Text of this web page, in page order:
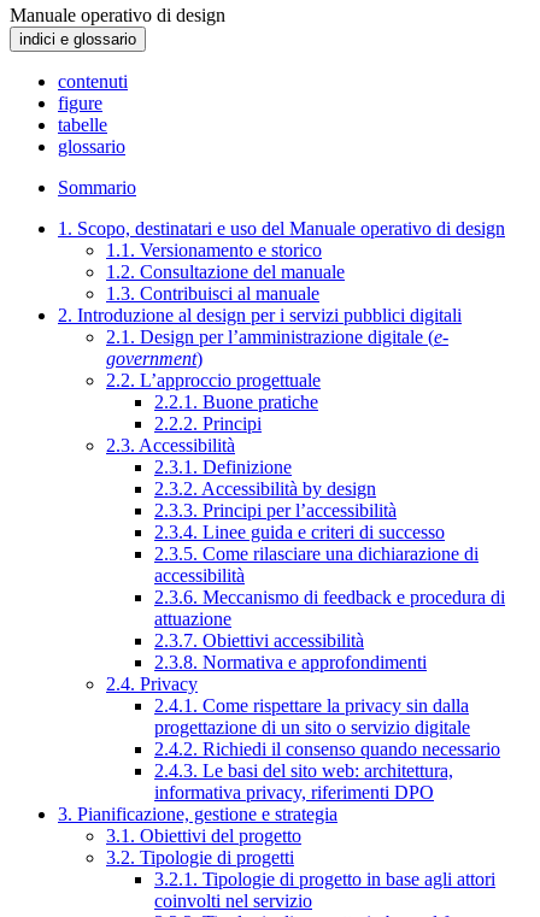
Manuale operativo di design
indici e glossario
contenuti
figure
tabelle
glossario
Sommario
1. Scopo, destinatari e uso del Manuale operativo di design
1.1. Versionamento e storico
1.2. Consultazione del manuale
1.3. Contribuisci al manuale
2. Introduzione al design per i servizi pubblici digitali
2.1. Design per l’amministrazione digitale (e-
government)
2.2. L’approccio progettuale
2.2.1. Buone pratiche
2.2.2. Principi
2.3. Accessibilità
2.3.1. Definizione
2.3.2. Accessibilità by design
2.3.3. Principi per l’accessibilità
2.3.4. Linee guida e criteri di successo
2.3.5. Come rilasciare una dichiarazione di
accessibilità
2.3.6. Meccanismo di feedback e procedura di
attuazione
2.3.7. Obiettivi accessibilità
2.3.8. Normativa e approfondimenti
2.4. Privacy
2.4.1. Come rispettare la privacy sin dalla
progettazione di un sito o servizio digitale
2.4.2. Richiedi il consenso quando necessario
2.4.3. Le basi del sito web: architettura,
informativa privacy, riferimenti DPO
3. Pianificazione, gestione e strategia
3.1. Obiettivi del progetto
3.2. Tipologie di progetti
3.2.1. Tipologie di progetto in base agli attori
coinvolti nel servizio